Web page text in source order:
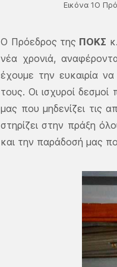
Εικόνα 1Ο
Ο Πρόεδρος της ΠΟΚΣ κ.
νέα χρονιά,
έχουμε την ευκαιρία
τους. Οι ισχυροί
μας που μηδενίζει τις
στηρίζει στην πράξη
και την παράδοσή μας